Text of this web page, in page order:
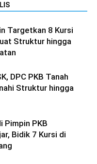
Targetkan 8 Kursi
Struktur hingga
DPC PKB Tanah
Struktur hingga
Pimpin PKB
Bidik 7 Kursi di